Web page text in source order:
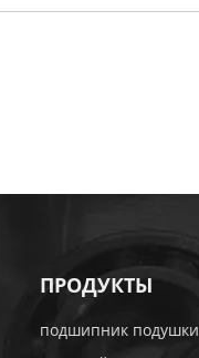
ПРОДУКТЫ
подшипник подушки